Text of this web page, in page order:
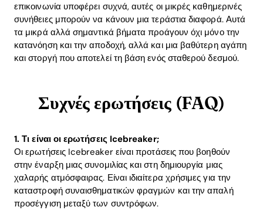
επικοινωνία υποφέρει συχνά, αυτές οι μικρές καθημερινές
συνήθειες μπορούν να κάνουν μια τεράστια διαφορά. Αυτά
τα μικρά αλλά σημαντικά βήματα προάγουν όχι μόνο την
κατανόηση και την αποδοχή, αλλά και μια βαθύτερη αγάπη
και στοργή που αποτελεί τη βάση ενός σταθερού δεσμού.
Συχνές ερωτήσεις (FAQ)
1. Τι είναι οι ερωτήσεις Icebreaker;
Οι ερωτήσεις Icebreaker είναι προτάσεις που βοηθούν
στην έναρξη μιας συνομιλίας και στη δημιουργία μιας
χαλαρής ατμόσφαιρας. Είναι ιδιαίτερα χρήσιμες για την
καταστροφή συναισθηματικών φραγμών και την απαλή
προσέγγιση μεταξύ των συντρόφων.